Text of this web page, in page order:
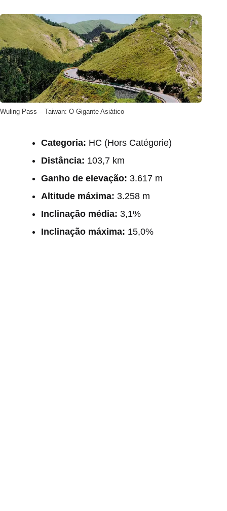
Wuling Pass – Taiwan: O Gigante Asiático
Categoria: HC (Hors Catégorie)
Distância: 103,7 km
Ganho de elevação: 3.617 m
Altitude máxima: 3.258 m
Inclinação média: 3,1%
Inclinação máxima: 15,0%